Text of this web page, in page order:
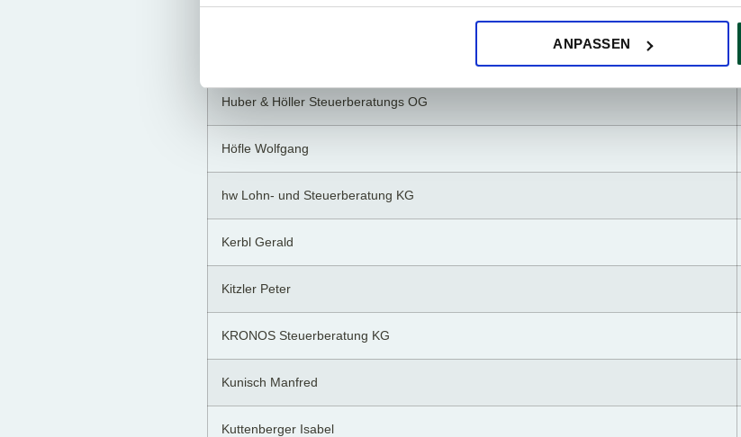
ANPASSEN
Harrer-Malaschofsky Andrea
Huber & Höller Steuerberatungs OG
Höfle Wolfgang
hw Lohn- und Steuerberatung KG
Kerbl Gerald
Kitzler Peter
KRONOS Steuerberatung KG
Kunisch Manfred
Kuttenberger Isabel